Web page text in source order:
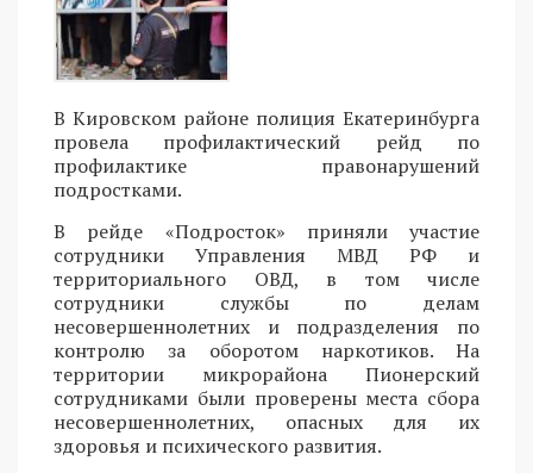
В Кировском районе полиция Екатеринбурга
провела профилактический рейд по
профилактике правонарушений
подростками.
В рейде «Подросток» приняли участие
сотрудники Управления МВД РФ и
территориального ОВД, в том числе
сотрудники службы по делам
несовершеннолетних и подразделения по
контролю за оборотом наркотиков. На
территории микрорайона Пионерский
сотрудниками были проверены места сбора
несовершеннолетних, опасных для их
здоровья и психического развития.